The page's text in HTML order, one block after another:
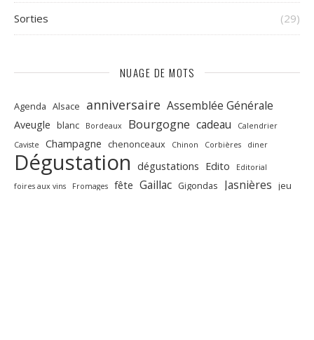
Sorties (29)
NUAGE DE MOTS
Agenda Alsace anniversaire Assemblée Générale
Aveugle blanc Bordeaux Bourgogne cadeau
Calendrier
Caviste
Champagne chenonceaux Chinon Corbières diner
Dégustation dégustations Edito
Editorial
foires aux vins
Fromages fête Gaillac Gigondas Jasnières jeu